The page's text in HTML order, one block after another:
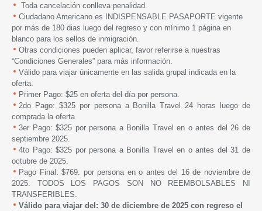
Toda cancelación conlleva penalidad.
Ciudadano Americano es INDISPENSABLE PASAPORTE vigente
por más de 180 dias luego del regreso y con mínimo 1 página en
blanco para los sellos de inmigración.
Otras condiciones pueden aplicar, favor referirse a nuestras
“Condiciones Generales” para más información.
Válido para viajar únicamente en las salida grupal indicada en la
oferta.
Primer Pago: $25 en oferta del día por persona.
2do Pago: $325 por persona a Bonilla Travel 24 horas luego de
comprada la oferta
3er Pago: $325 por persona a Bonilla Travel en o antes del 26 de
septiembre 2025.
4to Pago: $325 por persona a Bonilla Travel en o antes del 31 de
octubre de 2025.
Pago Final: $769. por persona en o antes del 16 de noviembre de
2025. TODOS LOS PAGOS SON NO REEMBOLSABLES NI
TRANSFERIBLES.
Válido para viajar del: 30 de diciembre de 2025 con regreso el